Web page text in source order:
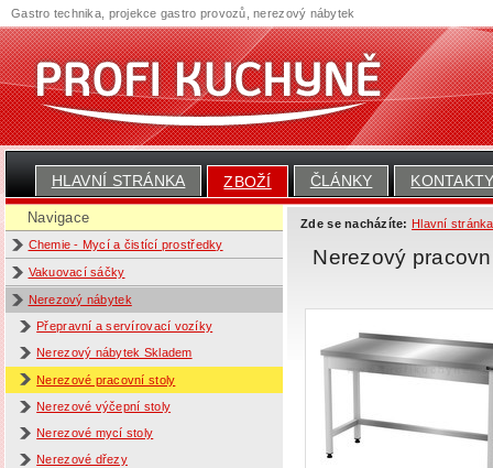
HLAVNÍ STRÁNKA ZBOŽÍ ČLÁNKY
Navigace
Chemie - Mycí a čistící prostředky
Vakuovací sáčky
Nerezový nábytek
Přepravní a servírovací vozíky
Nerezový nábytek Skladem
Nerezové pracovní stoly
Nerezové výčepní stoly
Nerezové mycí stoly
Nerezové dřezy
Zde se nacházíte: Hlavní stránka
Nerezový
Gastro technika, projekce gastro provozů, nerezový nábytek